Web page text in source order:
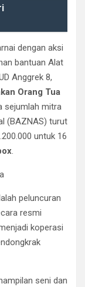
dengan aksi
bantuan Alat
Anggrek 8,
Orang Tua
sejumlah mitra
(BAZNAS) turut
untuk 16
.
peluncuran
resmi
koperasi
seni dan